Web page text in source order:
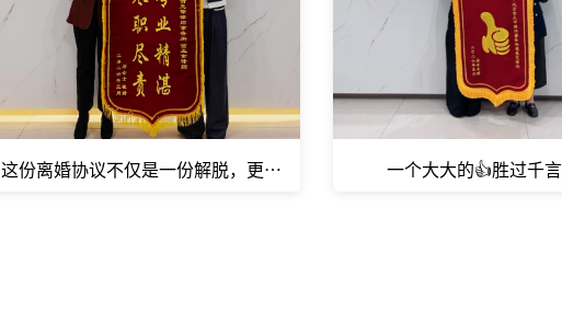
这份离婚协议不仅是一份解脱，更是她和孩子新生活的起点！
一个大大的👍胜过千